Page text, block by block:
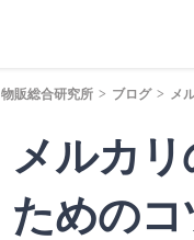
物販総合研究所 > ブログ > メ
メルカ
ためのコ